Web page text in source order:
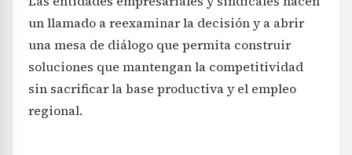
un llamado a reexaminar la decisión y a abrir
una mesa de diálogo que permita construir
soluciones que mantengan la competitividad
sin sacrificar la base productiva y el empleo
regional.